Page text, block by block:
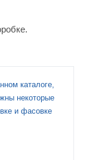
каталоге,
некоторые
и фасовке